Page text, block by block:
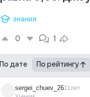
знания
0 1
По дате По рейтингу
sergei_chuev_2611лет